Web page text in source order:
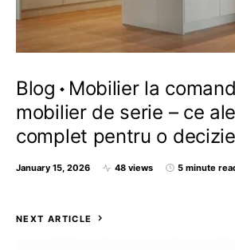
Blog
Mobilier la
mobilier de serie – ce
complet pentru o
January 15, 2026 48 views 5 minute
NEXT ARTICLE